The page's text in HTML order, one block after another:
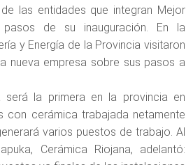
las entidades que integran Mejor
de su inauguración. En la
y Energía de la Provincia visitaron
nueva empresa sobre sus pasos a
será la primera en la provincia en
con cerámica trabajada netamente
varios puestos de trabajo. Al
Cerámica Riojana, adelantó: